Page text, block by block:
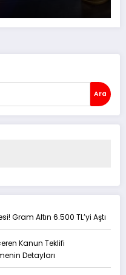
Ara
Gram Altın 6.500 TL’yi Aştı
Kanun Teklifi
Detayları